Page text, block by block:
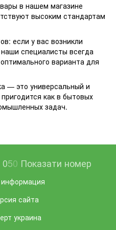
в нашем магазине
высоким стандартам
если у вас возникли
специалисты всегда
варианта для
— это универсальный и
как в бытовых
задач.
050 Показати номер
сайта
украина